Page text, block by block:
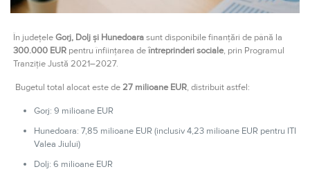
În județeleGorj, Dolj și Hunedoarasunt disponibile finanțări de până la
300.000 EUR pentru înființarea deîntreprinderi sociale, prin Programul
Tranziție Justă 2021–2027.
Bugetul total alocat este de27 milioane EUR, distribuit astfel:
Gorj: 9 milioane EUR
Hunedoara: 7,85 milioane EUR (inclusiv 4,23 milioane EUR pentru ITI
Valea Jiului)
Dolj: 6 milioane EUR